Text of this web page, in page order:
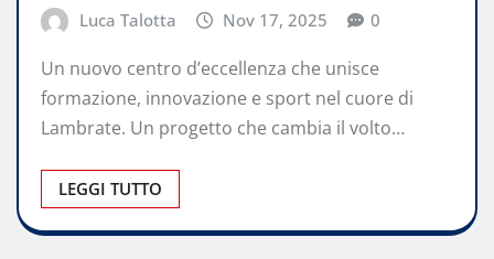
Luca Talotta Nov 17, 2025 0
Un nuovo centro d’eccellenza che unisce
formazione, innovazione e sport nel cuore di
Lambrate. Un progetto che cambia il volto…
LEGGI TUTTO